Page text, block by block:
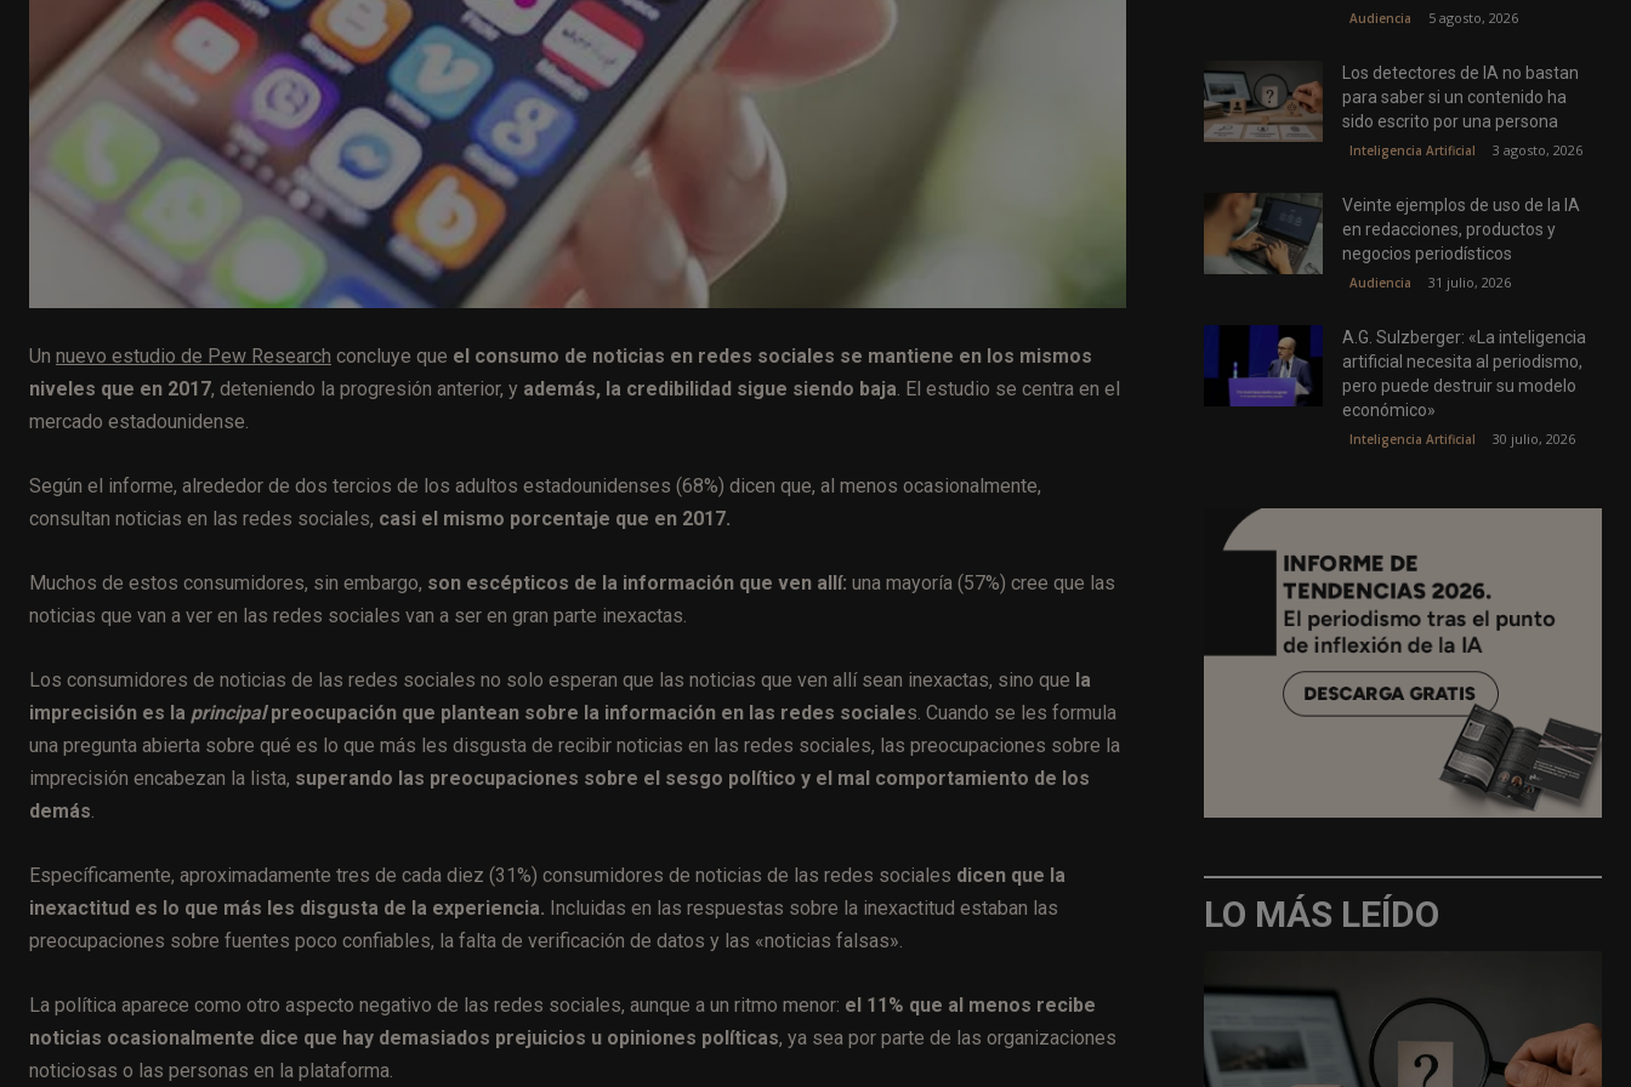
Un nuevo estudio de Pew Research concluye que el consumo de noticias en redes sociales se mantiene en los mismos
niveles que en 2017, deteniendo la progresión anterior, y además, la credibilidad sigue siendo baja. El estudio se centra en el
mercado estadounidense.
Según el informe, alrededor de dos tercios de los adultos estadounidenses (68%) dicen que, al menos ocasionalmente,
consultan noticias en las redes sociales, casi el mismo porcentaje que en 2017.
Muchos de estos consumidores, sin embargo, son escépticos de la información que ven allí: una mayoría (57%) cree que las
noticias que van a ver en las redes sociales van a ser en gran parte inexactas.
Los consumidores de noticias de las redes sociales no solo esperan que las noticias que ven allí sean inexactas, sino que la
imprecisión es la principalpreocupación que plantean sobre la información en las redes sociales. Cuando se les formula
una pregunta abierta sobre qué es lo que más les disgusta de recibir noticias en las redes sociales, las preocupaciones sobre la
imprecisión encabezan la lista, superando las preocupaciones sobre el sesgo político y el mal comportamiento de los
demás.
Específicamente, aproximadamente tres de cada diez (31%) consumidores de noticias de las redes sociales dicen que la
inexactitud es lo que más les disgusta de la experiencia. Incluidas en las respuestas sobre la inexactitud estaban las
preocupaciones sobre fuentes poco confiables, la falta de verificación de datos y las «noticias falsas».
La política aparece como otro aspecto negativo de las redes sociales, aunque a un ritmo menor: el 11% que al menos recibe
noticias ocasionalmente dice que hay demasiados prejuicios u opiniones políticas, ya sea por parte de las organizaciones
noticiosas o las personas en la plataforma.
Audiencia 5 agosto, 2026
Los detectores de IA no bastan
para saber si un contenido ha
sido escrito por una persona
Inteligencia Artificial 3 agosto, 2026
Veinte ejemplos de uso de la IA
en redacciones, productos y
negocios periodísticos
Audiencia 31 julio, 2026
A.G. Sulzberger: «La inteligencia
artificial necesita al periodismo,
pero puede destruir su modelo
económico»
Inteligencia Artificial 30 julio, 2026
LO MÁS LEÍDO